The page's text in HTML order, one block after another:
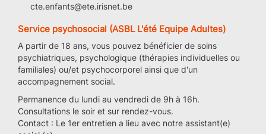
cte.enfants@ete.irisnet.be
Service psychosocial (ASBL L'été Equipe Adultes)
A partir de 18 ans, vous pouvez bénéficier de soins
psychiatriques, psychologique (thérapies individuelles ou
familiales) ou/et psychocorporel ainsi que d'un
accompagnement social.
Permanence du lundi au vendredi de 9h à 16h.
Consultations le soir et sur rendez-vous.
Contact : Le 1er entretien a lieu avec notre assistant(e)